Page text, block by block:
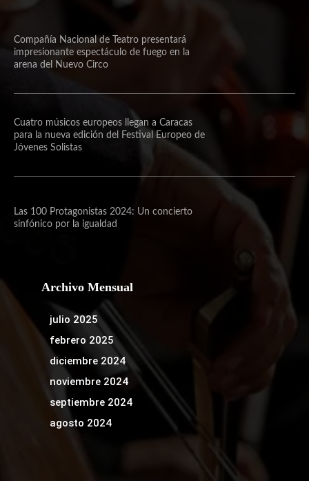
Compañía Nacional de Teatro presentará
impresionante espectáculo de fuego en la
arena del Nuevo Circo
Cuatro músicos europeos llegan a Caracas
para la nueva edición del Festival Europeo de
Jóvenes Solistas
Las 100 Protagonistas 2024: Un concierto
sinfónico por la igualdad
Archivo Mensual
julio 2025
febrero 2025
diciembre 2024
noviembre 2024
septiembre 2024
agosto 2024